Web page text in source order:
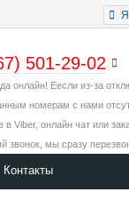
501-29-02
онлайн! Еесли из-за
номерам с нами
в Viber, онлайн чат или
звонок, мы сразу
Контакты